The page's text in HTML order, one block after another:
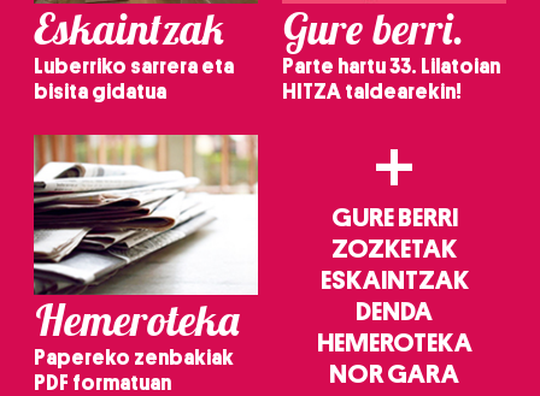
Eskaintzak
Luberriko sarrera eta
bisita gidatua
Gure berri.
Parte hartu 33. Lilatoian
HITZA taldearekin!
Hemeroteka
Papereko zenbakiak
PDF formatuan
+
GURE BERRI
ZOZKETAK
ESKAINTZAK
DENDA
HEMEROTEKA
NOR GARA